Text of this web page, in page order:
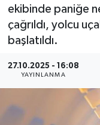
ekibinde paniğe
çağrıldı, yolcu
başlatıldı.
27.10.2025 - 16:08
YAYINLANMA